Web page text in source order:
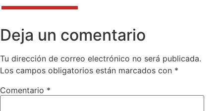
Deja un comentario
Tu dirección de correo electrónico no será publicada.
Los campos obligatorios están marcados con *
Comentario *